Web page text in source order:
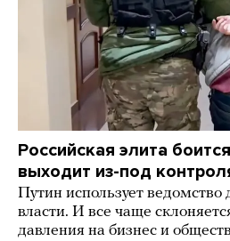
Российская элита
выходит из-под
Путин использует
власти. И все чаще
давления на бизнес и